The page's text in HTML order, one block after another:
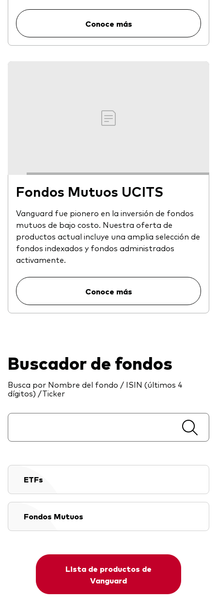
Conoce más
Fondos Mutuos UCITS
Vanguard fue pionero en la inversión de fondos
mutuos de bajo costo. Nuestra oferta de
productos actual incluye una amplia selección de
fondos indexados y fondos administrados
activamente.
Conoce más
Buscador de fondos
Busca por Nombre del fondo / ISIN (últimos 4
dígitos) /Ticker
ETFs
Fondos Mutuos
Lista de productos de
Vanguard